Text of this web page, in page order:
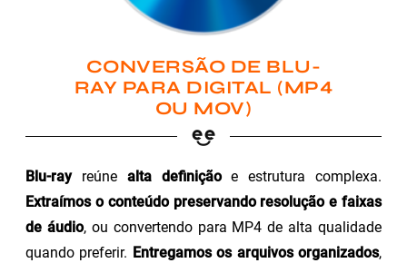
CONVERSÃO DE BLU-
RAY PARA DIGITAL (MP4
OU MOV)
Blu-rayreúne alta definiçãoe estrutura complexa.
Extraímos o conteúdo preservando resolução e faixas
de áudio, ou convertendo para MP4 de alta qualidade
quando preferir. Entregamos os arquivos organizados,